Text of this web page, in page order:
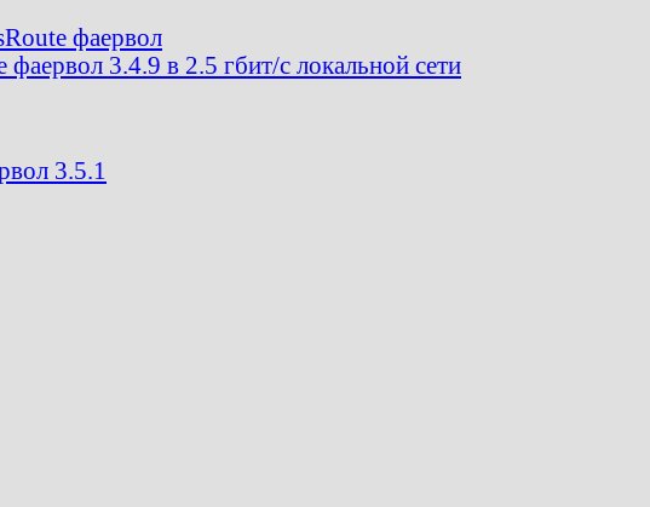
фаервол
фаервол 3.4.9 в 2.5 гбит/с локальной сети
3.5.1